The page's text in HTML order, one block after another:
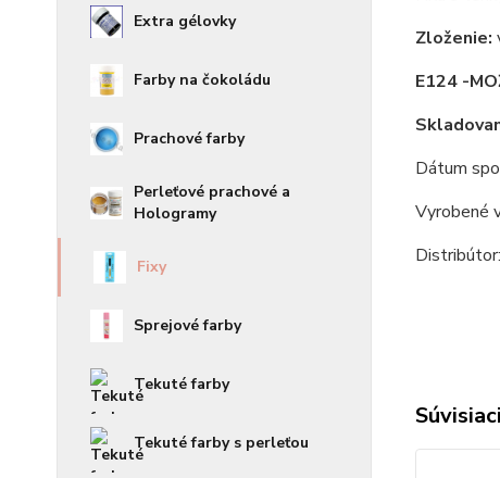
Extra gélovky
Farby na čokoládu
Prachové farby
Perleťové prachové a
Hologramy
Fixy
Sprejové farby
Tekuté farby
Tekuté farby s perleťou
Zloženie:
E124 -
Dátum
Vyrobené